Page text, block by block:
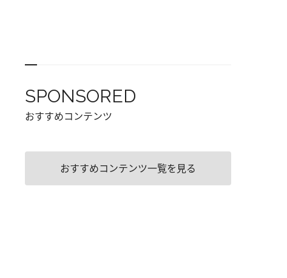
SPONSORED
おすすめコンテンツ
おすすめコンテンツ一覧を見る